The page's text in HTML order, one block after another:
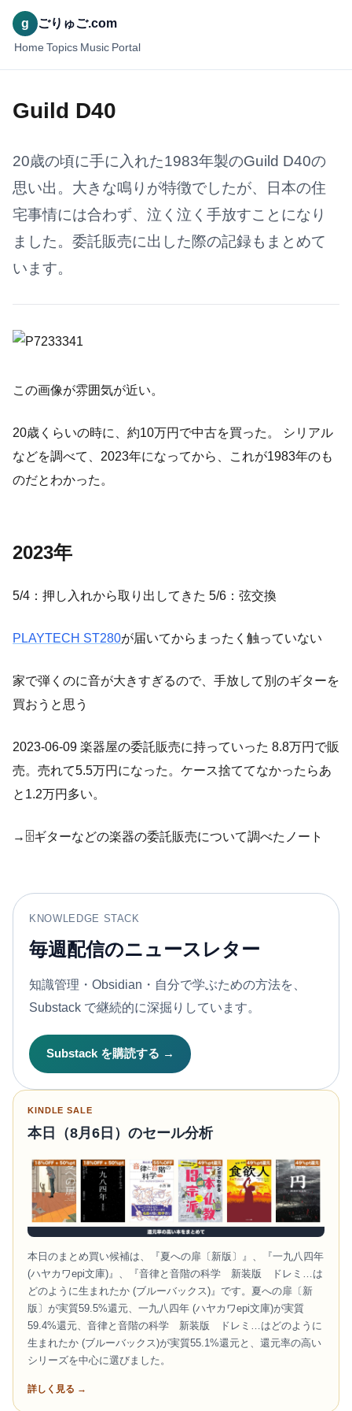
g ごりゅご.com
Home Topics Music Portal
Guild D40
20歳の頃に手に入れた1983年製のGuild D40の
思い出。大きな鳴りが特徴でしたが、日本の住
宅事情には合わず、泣く泣く手放すことになり
ました。委託販売に出した際の記録もまとめて
います。
この画像が雰囲気が近い。
20歳くらいの時に、約10万円で中古を買った。 シリアル
などを調べて、2023年になってから、これが1983年のも
のだとわかった。
2023年
5/4：押し入れから取り出してきた 5/6：弦交換
PLAYTECH ST280が届いてからまったく触っていない
家で弾くのに音が大きすぎるので、手放して別のギターを
買おうと思う
2023-06-09 楽器屋の委託販売に持っていった 8.8万円で販
売。売れて5.5万円になった。ケース捨ててなかったらあ
と1.2万円多い。
→🗄️ギターなどの楽器の委託販売について調べたノート
KNOWLEDGE STACK
毎週配信のニュースレター
知識管理・Obsidian・自分で学ぶための方法を、
Substack で継続的に深掘りしています。
Substack を購読する →
KINDLE SALE
本日（8月6日）のセール分析
本日のまとめ買い候補は、『夏への扉〔新版〕』、『一九八四年
(ハヤカワepi文庫)』、『音律と音階の科学 新装版 ドレミ…は
どのように生まれたか (ブルーバックス)』です。夏への扉〔新
版〕が実質59.5%還元、一九八四年 (ハヤカワepi文庫)が実質
59.4%還元、音律と音階の科学 新装版 ドレミ…はどのように
生まれたか (ブルーバックス)が実質55.1%還元と、還元率の高い
シリーズを中心に選びました。
詳しく見る →